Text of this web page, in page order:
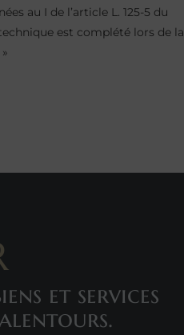
au I de l’article L. 125-5 du
est complété lors de la
et services